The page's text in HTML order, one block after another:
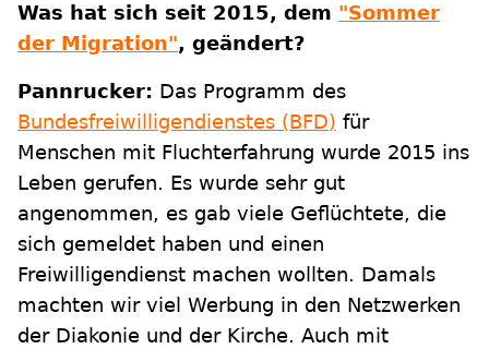
Was hat sich seit 2015, dem "Sommer
der Migration", geändert?
Pannrucker: Das Programm des
Bundesfreiwilligendienstes (BFD) für
Menschen mit Fluchterfahrung wurde 2015 ins
Leben gerufen. Es wurde sehr gut
angenommen, es gab viele Geflüchtete, die
sich gemeldet haben und einen
Freiwilligendienst machen wollten. Damals
machten wir viel Werbung in den Netzwerken
der Diakonie und der Kirche. Auch mit